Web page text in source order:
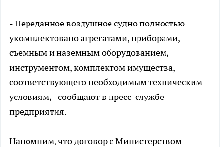
- Переданное воздушное судно полностью
укомплектовано агрегатами, приборами,
съемным и наземным оборудованием,
инструментом, комплектом имущества,
соответствующего необходимым техническим
условиям, - сообщают в пресс-службе
предприятия.
Напомним, что договор с Министерством